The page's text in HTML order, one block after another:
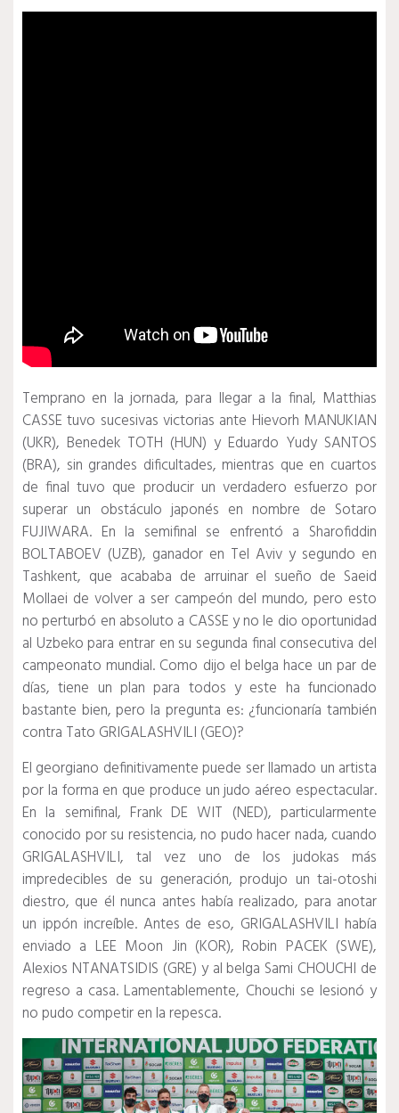
Temprano en la jornada, para llegar a la final, Matthias
CASSE tuvo sucesivas victorias ante Hievorh MANUKIAN
(UKR), Benedek TOTH (HUN) y Eduardo Yudy SANTOS
(BRA), sin grandes dificultades, mientras que en cuartos
de final tuvo que producir un verdadero esfuerzo por
superar un obstáculo japonés en nombre de Sotaro
FUJIWARA. En la semifinal se enfrentó a Sharofiddin
BOLTABOEV (UZB), ganador en Tel Aviv y segundo en
Tashkent, que acababa de arruinar el sueño de Saeid
Mollaei de volver a ser campeón del mundo, pero esto
no perturbó en absoluto a CASSE y no le dio oportunidad
al Uzbeko para entrar en su segunda final consecutiva del
campeonato mundial. Como dijo el belga hace un par de
días, tiene un plan para todos y este ha funcionado
bastante bien, pero la pregunta es: ¿funcionaría también
contra Tato GRIGALASHVILI (GEO)?
El georgiano definitivamente puede ser llamado un artista
por la forma en que produce un judo aéreo espectacular.
En la semifinal, Frank DE WIT (NED), particularmente
conocido por su resistencia, no pudo hacer nada, cuando
GRIGALASHVILI, tal vez uno de los judokas más
impredecibles de su generación, produjo un tai-otoshi
diestro, que él nunca antes había realizado, para anotar
un ippón increíble. Antes de eso, GRIGALASHVILI había
enviado a LEE Moon Jin (KOR), Robin PACEK (SWE),
Alexios NTANATSIDIS (GRE) y al belga Sami CHOUCHI de
regreso a casa. Lamentablemente, Chouchi se lesionó y
no pudo competir en la repesca.